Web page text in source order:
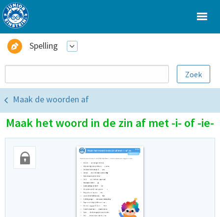
Spelling
Maak de woorden af
Maak het woord in de zin af met -i- of -ie-